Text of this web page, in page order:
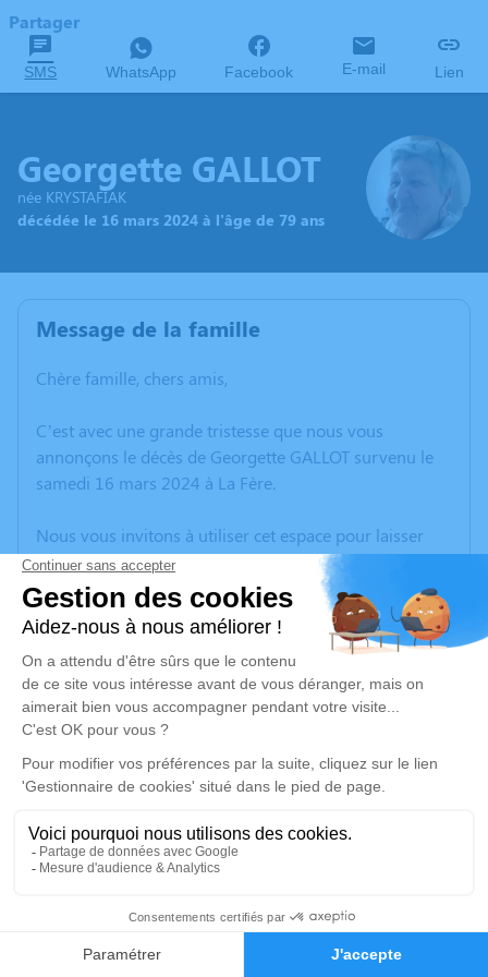
Faire-part Hommages
Partager
SMS WhatsApp Facebook E-mail Lien
Georgette GALLOT
née KRYSTAFIAK
décédée le 16 mars 2024 à l'âge de 79 ans
Message de la famille
Chère famille, chers amis,
C’est avec une grande tristesse que nous vous
annonçons le décès de Georgette GALLOT survenu le
samedi 16 mars 2024 à La Fère.
Nous vous invitons à utiliser cet espace pour laisser
vos condoléances, partager des photos souvenirs, une
anecdote ou exprimer vos pensées à travers des
poèmes ou des textes. Cet endroit est un lieu
d'expression dédié à honorer la mémoire de Georgette
GALLOT.
Un service de plantation d’arbre hommage est
disponible ici.
Je rends hommage
Cérémonie religieuse
Église Saint Quentin de Beautor
02800 Beautor